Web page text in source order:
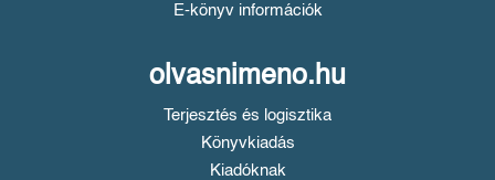
E-könyv információk
olvasnimeno.hu
Terjesztés és logisztika
Könyvkiadás
Kiadóknak